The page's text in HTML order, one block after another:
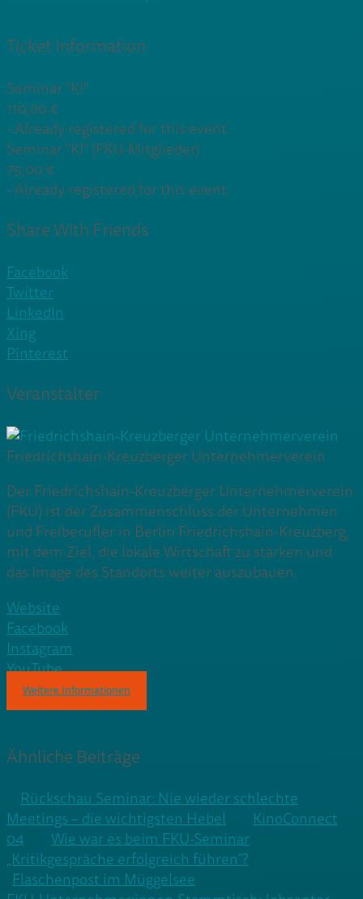
Ticket Information
Seminar "KI"
110,00 €
- Already registered for this event.
Seminar "KI" (FKU-Mitglieder)
75,00 €
- Already registered for this event.
Share With Friends
Facebook
Twitter
LinkedIn
Xing
Pinterest
Veranstalter
Friedrichshain-Kreuzberger Unternehmerverein
Der Friedrichshain-Kreuzberger Unternehmerverein
(FKU) ist der Zusammenschluss der Unternehmen
und Freiberufler in Berlin Friedrichshain-Kreuzberg,
mit dem Ziel, die lokale Wirtschaft zu stärken und
das Image des Standorts weiter auszubauen.
Website
Facebook
Instagram
YouTube
Weitere Informationen
Ähnliche Beiträge
Rückschau Seminar: Nie wieder schlechte
Meetings – die wichtigsten Hebel
KinoConnect
04
Wie war es beim FKU-Seminar
„Kritikgespräche erfolgreich führen“?
Flaschenpost im Müggelsee